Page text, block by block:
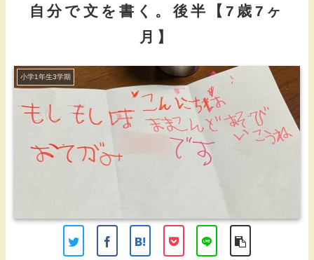
自分で文を書く。後半【7歳7ヶ
月】
小学1年生3学期